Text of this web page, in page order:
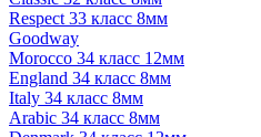
Respect 33 класс 8мм
Goodway
Morocco 34 класс 12мм
England 34 класс 8мм
Italy 34 класс 8мм
Arabic 34 класс 8мм